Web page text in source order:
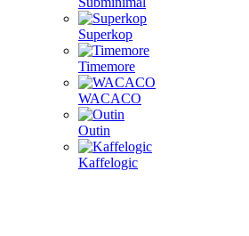
Superkop
Timemore
WACACO
Outin
Kaffelogic